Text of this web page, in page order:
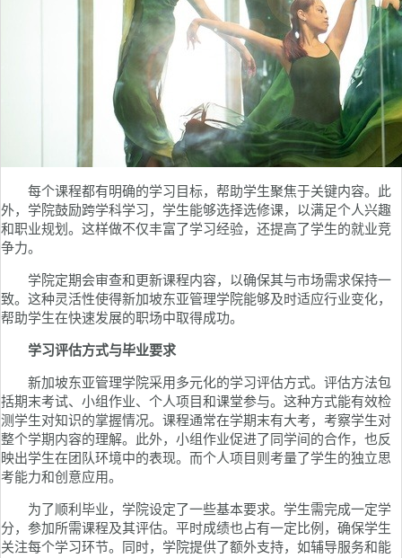
每个课程都有明确的学习目标，帮助学生聚焦于关键内容。此
外，学院鼓励跨学科学习，学生能够选择选修课，以满足个人兴趣
和职业规划。这样做不仅丰富了学习经验，还提高了学生的就业竞
争力。
学院定期会审查和更新课程内容，以确保其与市场需求保持一
致。这种灵活性使得新加坡东亚管理学院能够及时适应行业变化，
帮助学生在快速发展的职场中取得成功。
学习评估方式与毕业要求
新加坡东亚管理学院采用多元化的学习评估方式。评估方法包
括期末考试、小组作业、个人项目和课堂参与。这种方式能有效检
测学生对知识的掌握情况。课程通常在学期末有大考，考察学生对
整个学期内容的理解。此外，小组作业促进了同学间的合作，也反
映出学生在团队环境中的表现。而个人项目则考量了学生的独立思
考能力和创意应用。
为了顺利毕业，学院设定了一些基本要求。学生需完成一定学
分，参加所需课程及其评估。平时成绩也占有一定比例，确保学生
关注每个学习环节。同时，学院提供了额外支持，如辅导服务和能